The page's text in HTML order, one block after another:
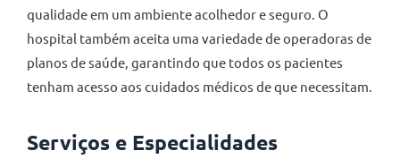
qualidade em um ambiente acolhedor e seguro. O
hospital também aceita uma variedade de operadoras de
planos de saúde, garantindo que todos os pacientes
tenham acesso aos cuidados médicos de que necessitam.
Serviços e Especialidades